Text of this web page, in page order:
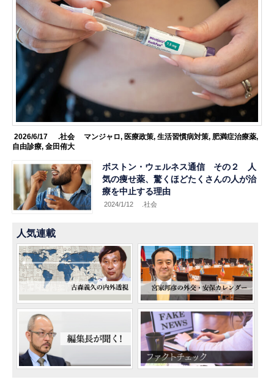
2026/6/17 .社会 マンジャロ, 医療政策, 生活習慣病対策, 肥満症治療薬,
自由診療,金田侑大
ボストン・ウェルネス通信 その２ 人
気の痩せ薬、驚くほどたくさんの人が治
療を中止する理由
2024/1/12 .社会
人気連載